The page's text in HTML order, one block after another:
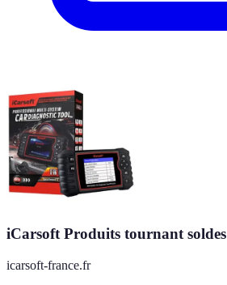
iCarsoft Produits tournant soldes
icarsoft-france.fr